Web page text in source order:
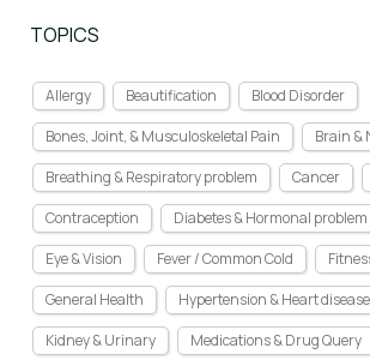
TOPICS
Allergy Beautification
Blood Disorder
Bones, Joint, & Musculoskeletal Pain
Brain &
Breathing & Respiratory problem
Cancer
Contraception
Diabetes & Hormonal problem
Eye & Vision
Fever / Common Cold
General Health
Hypertension & Heart
Kidney & Urinary
Medications & Drug Query